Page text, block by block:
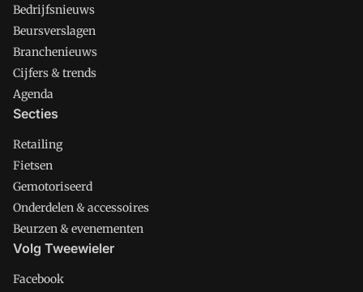
Bedrijfsnieuws
Beursverslagen
Branchenieuws
Cijfers & trends
Agenda
Secties
Retailing
Fietsen
Gemotoriseerd
Onderdelen & accessoires
Beurzen & evenementen
Volg Tweewieler
Facebook